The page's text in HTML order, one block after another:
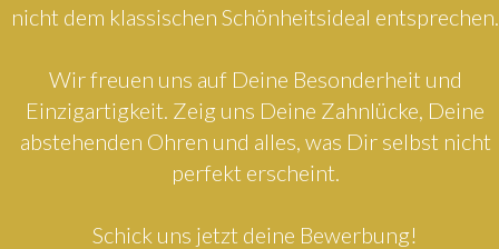
nicht dem klassischen Schönheitsideal entsprechen.
Wir freuen uns auf Deine Besonderheit und
Einzigartigkeit. Zeig uns Deine Zahnlücke, Deine
abstehenden Ohren und alles, was Dir selbst nicht
perfekt erscheint.
Schick uns jetzt deine Bewerbung!